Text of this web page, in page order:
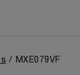
MXE079VF